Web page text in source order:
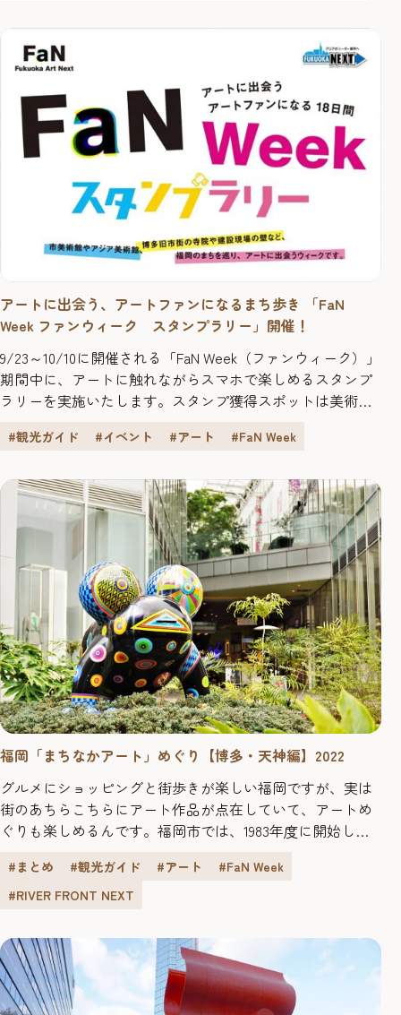
めてみたい方、福岡旅行をさらっとエモい感じに撮りたい
アートに出会う、アートファンになるまち歩き 「FaN
Week ファンウィーク スタンプラリー」開催！
9/23～10/10に開催される「FaN Week（ファンウィーク）」
期間中に、アートに触れながらスマホで楽しめるスタンプ
ラリーを実施いたします。スタンプ獲得スポットは美術館
ン、ホテルなどの28か所。スタンプ獲得数に応じてスタン
トのステッカーやポストカードなどがもらえます！さら
に、FUKUO...
#観光ガイド #イベント #アート #FaN Week
福岡「まちなかアート」めぐり【博多・天神編】2022
グルメにショッピングと街歩きが楽しい福岡ですが、実は
街のあちらこちらにアート作品が点在していて、アートめ
ぐりも楽しめるんです。福岡市では、1983年度に開始した
の彫刻が設置されるとともに、民間施設においても多彩な
アート作品が設置され、街中には彫刻や芸術作品があふれ
なかアートの魅力に触れて...
#まとめ #観光ガイド #アート
#FaN Week
#RIVER FRONT NEXT